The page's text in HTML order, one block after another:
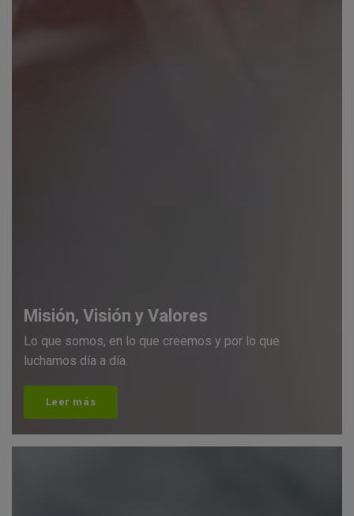
Misión, Visión y Valores
Lo que somos, en lo que creemos y por lo que
luchamos día a día.
Leer más